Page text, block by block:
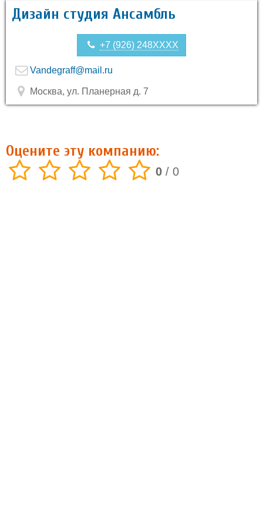
Дизайн студия Ансамбль
+7 (926) 248XXXX
Vandegraff@mail.ru
Москва, ул. Планерная д. 7
Оцените эту компанию:
0 / 0